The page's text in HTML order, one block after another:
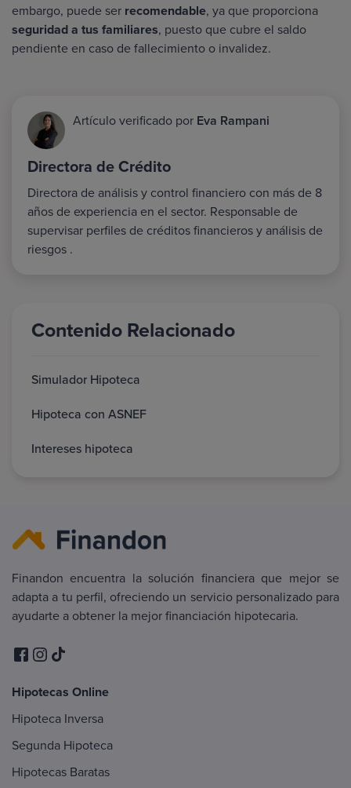
embargo, puede ser recomendable, ya que proporciona
seguridad a tus familiares, puesto que cubre el saldo
pendiente en caso de fallecimiento o invalidez.
Artículo verificado por Eva Rampani
Directora de Crédito
Directora de análisis y control financiero con más de 8
años de experiencia en el sector. Responsable de
supervisar perfiles de créditos financieros y análisis de
riesgos .
Contenido Relacionado
Simulador Hipoteca
Hipoteca con ASNEF
Intereses hipoteca
Finandon encuentra la solución financiera que mejor se
adapta a tu perfil, ofreciendo un servicio personalizado para
ayudarte a obtener la mejor financiación hipotecaria.
Hipotecas Online
Hipoteca Inversa
Segunda Hipoteca
Hipotecas Baratas